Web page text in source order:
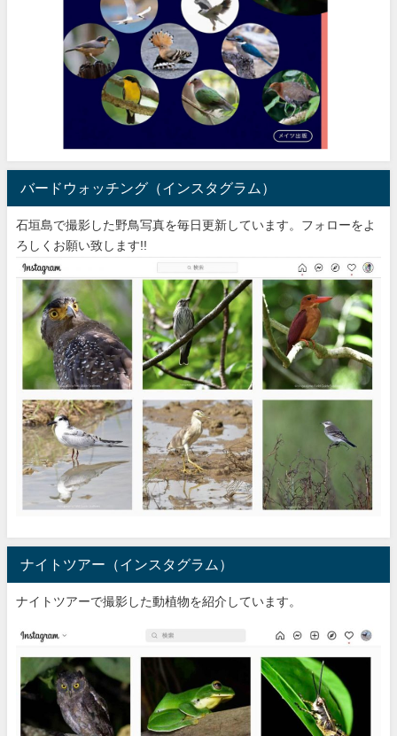
バードウォッチング（インスタグラム）
石垣島で撮影した野鳥写真を毎日更新しています。フォローをよ
ろしくお願い致します!!
ナイトツアー（インスタグラム）
ナイトツアーで撮影した動植物を紹介しています。